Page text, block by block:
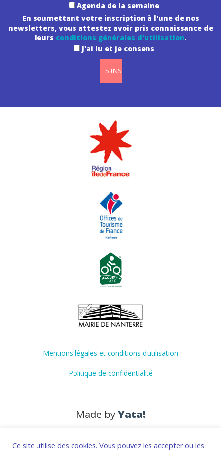
Agenda de la semaine
En soumettant votre inscription à l'une de nos
newsletters, vous attestez avoir pris connaissance de
leurs conditions générales d'utilisation.
J'ai lu et je consens
Mentions légales et conditions d’utilisation
Politique de confidentialité
Made byYata!
Ce site utilise des cookies. Vous pouvez les accepter ou les